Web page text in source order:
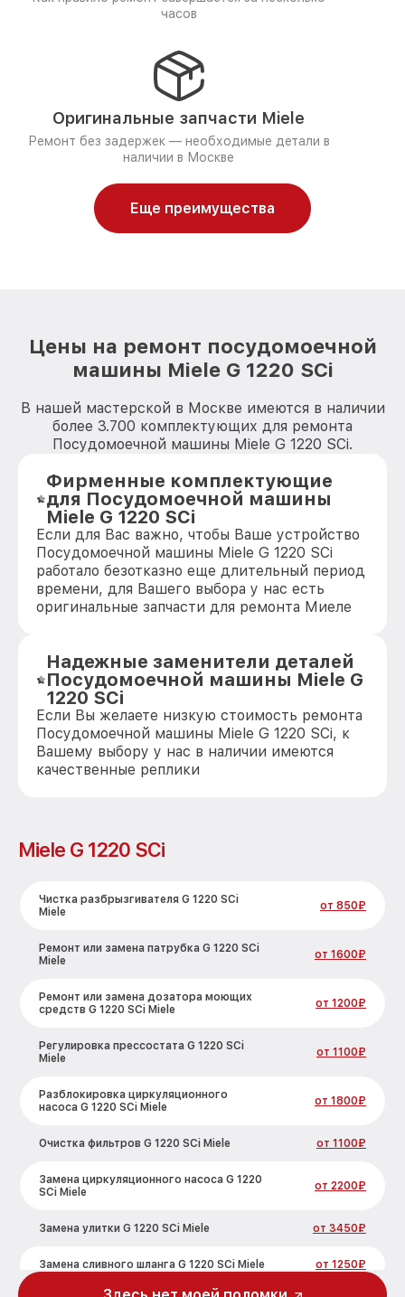
часов
Оригинальные запчасти Miele
Ремонт без задержек — необходимые детали в
наличии в Москве
Еще преимущества
Цены на ремонт посудомоечной
машины Miele G 1220 SCi
В нашей мастерской в Москве имеются в наличии
более 3.700 комплектующих для ремонта
Посудомоечной машины Miele G 1220 SCi.
Фирменные комплектующие
для Посудомоечной машины
Miele G 1220 SCi
Если для Вас важно, чтобы Ваше устройство
Посудомоечной машины Miele G 1220 SCi
работало безотказно еще длительный период
времени, для Вашего выбора у нас есть
оригинальные запчасти для ремонта Миеле
Надежные заменители деталей
Посудомоечной машины Miele G
1220 SCi
Если Вы желаете низкую стоимость ремонта
Посудомоечной машины Miele G 1220 SCi, к
Вашему выбору у нас в наличии имеются
качественные реплики
Miele G 1220 SCi
Чистка разбрызгивателя G 1220 SCi
Miele
от 850₽
Ремонт или замена патрубка G 1220 SCi
Miele
от 1600₽
Ремонт или замена дозатора моющих
средств G 1220 SCi Miele
от 1200₽
Регулировка прессостата G 1220 SCi
Miele
от 1100₽
Разблокировка циркуляционного
насоса G 1220 SCi Miele
от 1800₽
Очистка фильтров G 1220 SCi Miele от 1100₽
Замена циркуляционного насоса G 1220
SCi Miele
от 2200₽
Замена улитки G 1220 SCi Miele от 3450₽
Замена сливного шланга G 1220 SCi Miele от 1250₽